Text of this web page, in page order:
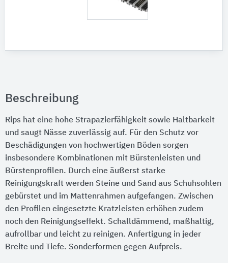
Beschreibung
Rips hat eine hohe Strapazierfähigkeit sowie Haltbarkeit
und saugt Nässe zuverlässig auf. Für den Schutz vor
Beschädigungen von hochwertigen Böden sorgen
insbesondere Kombinationen mit Bürstenleisten und
Bürstenprofilen. Durch eine äußerst starke
Reinigungskraft werden Steine und Sand aus Schuhsohlen
gebürstet und im Mattenrahmen aufgefangen. Zwischen
den Profilen eingesetzte Kratzleisten erhöhen zudem
noch den Reinigungseffekt. Schalldämmend, maßhaltig,
aufrollbar und leicht zu reinigen. Anfertigung in jeder
Breite und Tiefe. Sonderformen gegen Aufpreis.